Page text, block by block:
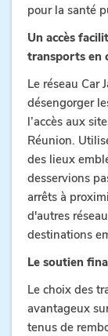
pour la santé
Un accès
transports en
Le réseau Car
désengorger
l’accès aux
Réunion.
des lieux
desservions
arrêts à
d'autres
destinations
Le soutien
Le choix des
avantageux
tenus de